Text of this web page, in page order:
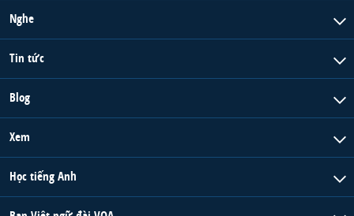
Nghe
Tin tức
Blog
Xem
Học tiếng Anh